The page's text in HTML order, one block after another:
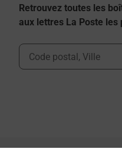
Retrouvez toutes les
aux lettres La Poste les
Ville, Département, Code